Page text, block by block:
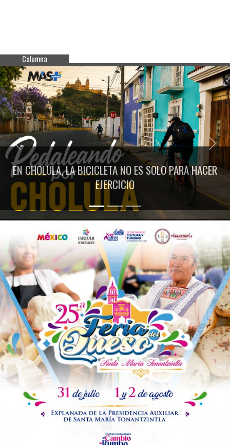
Columna
EN CHOLULA, LA BICICLETA NO ES SOLO PARA HACER
EJERCICIO
Previous Next